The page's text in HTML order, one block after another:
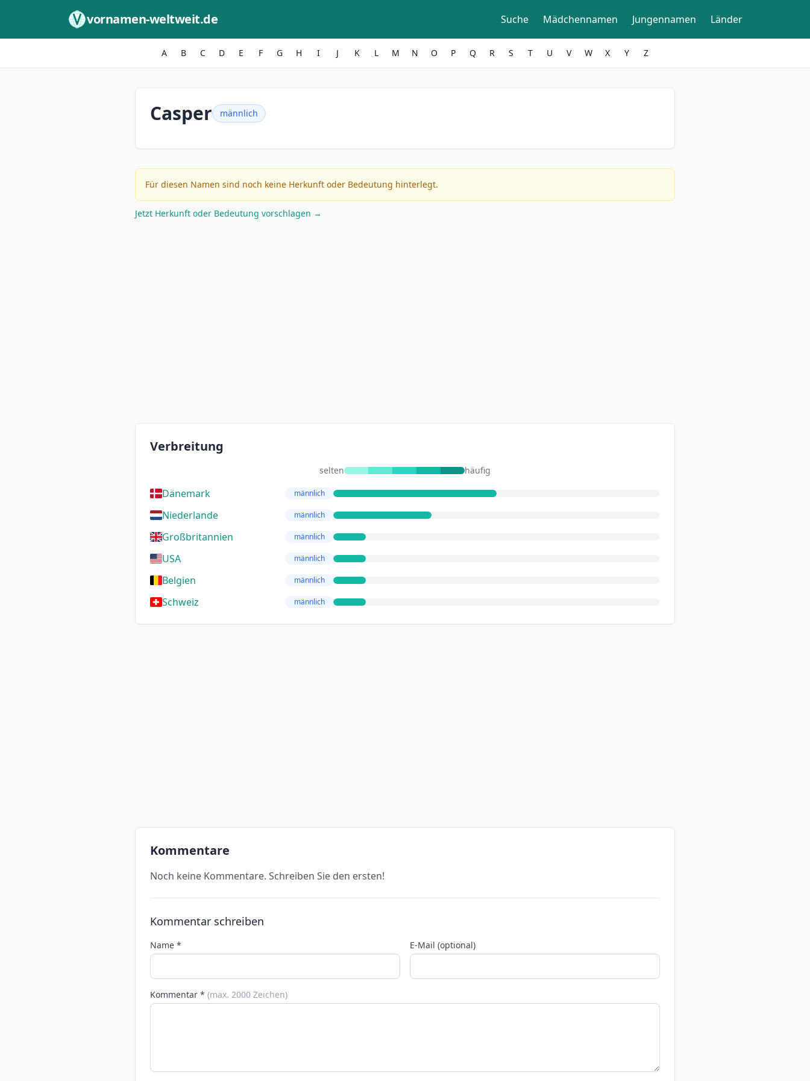
vornamen-weltweit.de Suche Mädchennamen Jungennamen Länder
A B C D E F G H I J K L M N O P Q R S T U V W X Y Z
Casper männlich
Für diesen Namen sind noch keine Herkunft oder Bedeutung hinterlegt.
Jetzt Herkunft oder Bedeutung vorschlagen →
Verbreitung
selten häufig
Dänemark männlich
Niederlande männlich
Großbritannien männlich
USA männlich
Belgien männlich
Schweiz männlich
Kommentare
Noch keine Kommentare. Schreiben Sie den ersten!
Kommentar schreiben
Name * E-Mail (optional)
Kommentar * (max. 2000 Zeichen)